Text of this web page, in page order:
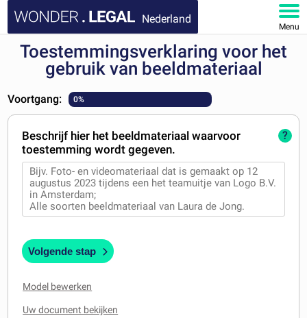
Nederland
Menu
HOME
MIJN ACCOUNT
Toestemmingsverklaring voor het
gebruik van beeldmateriaal
Voortgang: 0%
Beschrijf hier het beeldmateriaal waarvoor
toestemming wordt gegeven.
?
Volgende stap
Model bewerken
Uw document bekijken